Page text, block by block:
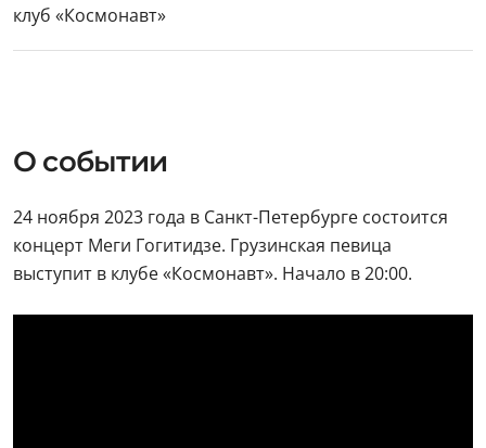
клуб «Космонавт»
О событии
24 ноября 2023 года в Санкт-Петербурге состоится
концерт Меги Гогитидзе. Грузинская певица
выступит в клубе «Космонавт». Начало в 20:00.